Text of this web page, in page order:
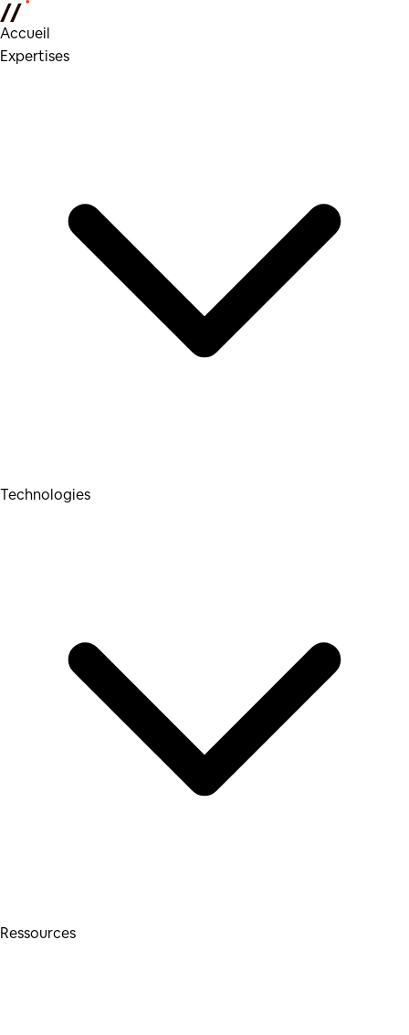
Accueil
Expertises
Technologies
Ressources